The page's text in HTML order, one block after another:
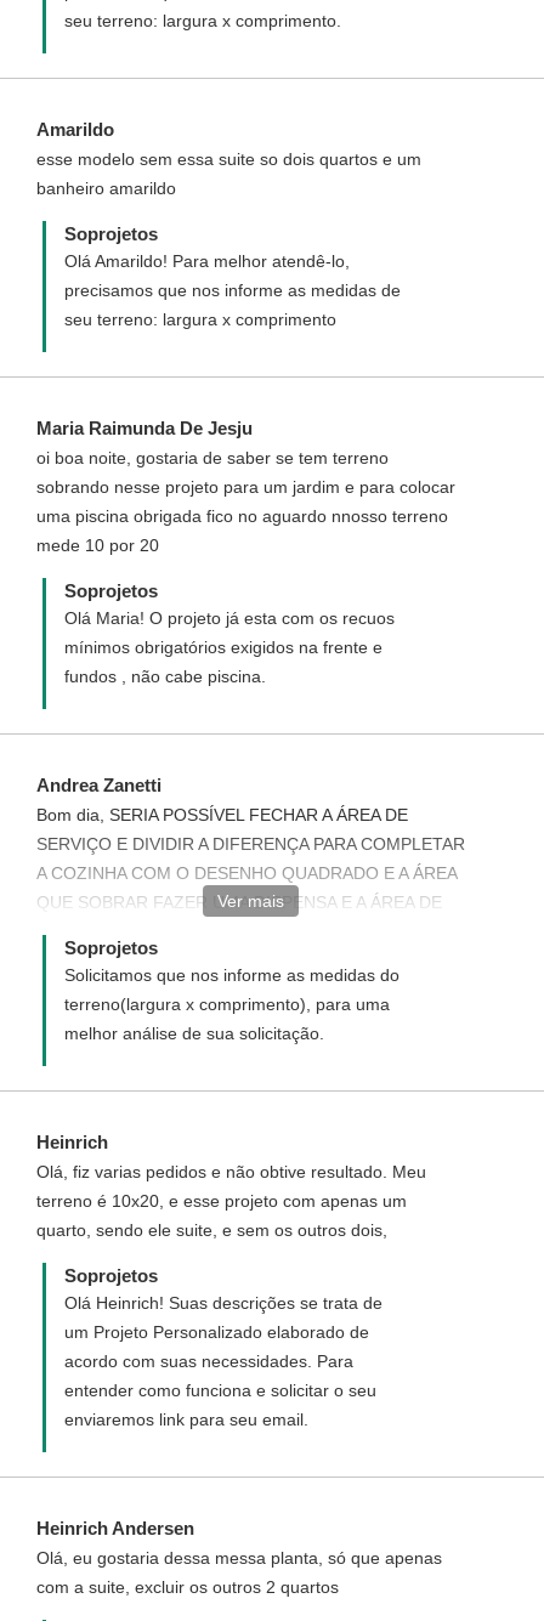
seu terreno: largura x comprimento.
Amarildo
esse modelo sem essa suite so dois quartos e um
banheiro amarildo
Soprojetos
Olá Amarildo! Para melhor atendê-lo,
precisamos que nos informe as medidas de
seu terreno: largura x comprimento
Maria Raimunda De Jesju
oi boa noite, gostaria de saber se tem terreno
sobrando nesse projeto para um jardim e para colocar
uma piscina obrigada fico no aguardo nnosso terreno
mede 10 por 20
Soprojetos
Olá Maria! O projeto já esta com os recuos
mínimos obrigatórios exigidos na frente e
fundos , não cabe piscina.
Andrea Zanetti
Bom dia, SERIA POSSÍVEL FECHAR A ÁREA DE
SERVIÇO E DIVIDIR A DIFERENÇA PARA COMPLETAR
A COZINHA COM O DESENHO QUADRADO E A ÁREA
QUE SOBRAR FAZER UMA DISPENSA E A ÁREA DE
SERVIÇO FAZER NOS FUNDOS DOS QUARTOS,
FICO NO AGUARDO.
Ver mais
Soprojetos
Solicitamos que nos informe as medidas do
terreno(largura x comprimento), para uma
melhor análise de sua solicitação.
Heinrich
Olá, fiz varias pedidos e não obtive resultado. Meu
terreno é 10x20, e esse projeto com apenas um
quarto, sendo ele suite, e sem os outros dois,
Soprojetos
Olá Heinrich! Suas descrições se trata de
um Projeto Personalizado elaborado de
acordo com suas necessidades. Para
entender como funciona e solicitar o seu
enviaremos link para seu email.
Heinrich Andersen
Olá, eu gostaria dessa messa planta, só que apenas
com a suite, excluir os outros 2 quartos